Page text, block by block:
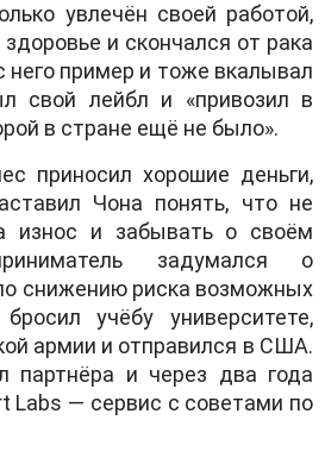
увлечён своей работой,
и скончался от рака
него пример и тоже вкалывал
свой лейбл и «привозил в
в стране ещё не было».
приносил хорошие деньги,
Чона понять, что не
износ и забывать о своём
задумался о
снижению риска возможных
учёбу университете,
армии и отправился в США.
партнёра и через два года
Labs — сервис с советами по